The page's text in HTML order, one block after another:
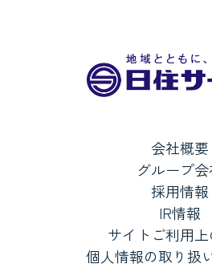
会社概要
グループ
採用情報
IR情報
サイトご利用
個人情報の取り扱